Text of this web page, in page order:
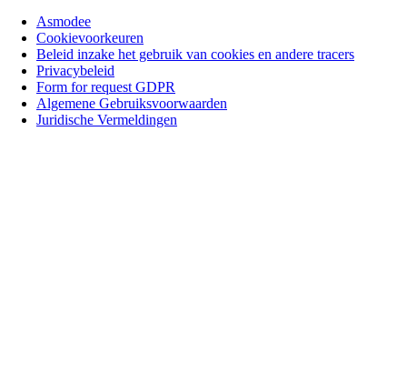
Asmodee
Cookievoorkeuren
Beleid inzake het gebruik van cookies en andere tracers
Privacybeleid
Form for request GDPR
Algemene Gebruiksvoorwaarden
Juridische Vermeldingen